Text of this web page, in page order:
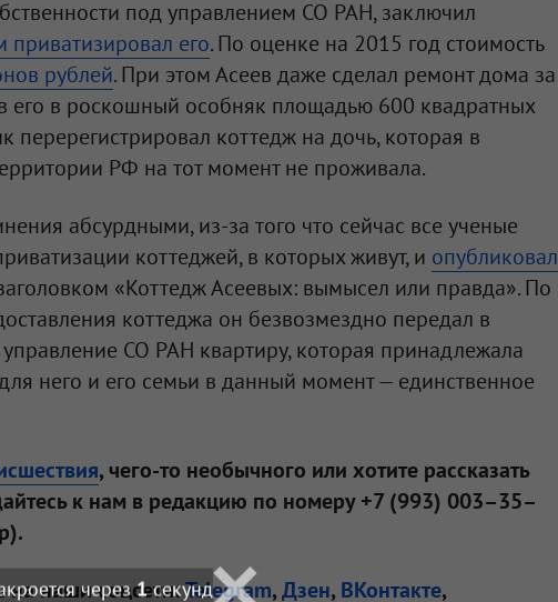
под управлением СО РАН, заключил
приватизировал его. По оценке на 2015 год стоимость
рублей. При этом Асеев даже сделал ремонт дома за
его в роскошный особняк площадью 600 квадратных
перерегистрировал коттедж на дочь, которая в
РФ на тот момент не проживала.
абсурдными, из-за того что сейчас все ученые
коттеджей, в которых живут, и опубликовал
«Коттедж Асеевых: вымысел или правда». По
коттеджа он безвозмездно передал в
СО РАН квартиру, которая принадлежала
него и его семьи в данный момент — единственное
, чего-то необычного или хотите рассказать
к нам в редакцию по номеру +7 (993) 003–35–
на наши соцсети:Telegram,Дзен, ВКонтакте,